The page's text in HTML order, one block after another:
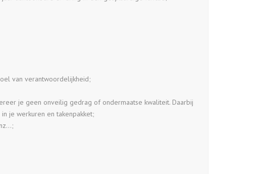
van verantwoordelijkheid;
je geen onveilig gedrag of ondermaatse kwaliteit. Daarbij
je werkuren en takenpakket;